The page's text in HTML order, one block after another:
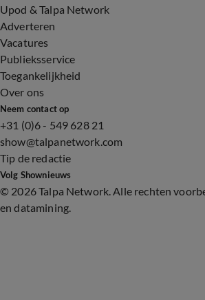
Upod & Talpa Network
Adverteren
Vacatures
Publieksservice
Toegankelijkheid
Over ons
Neem contact op
+31 (0)6 - 549 628 21
show@talpanetwork.com
Tip de redactie
Volg Shownieuws
© 2026 Talpa Network. Alle rechten
en datamining.